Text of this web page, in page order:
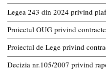
Legea 243 din 2024 privind
Proiectul OUG privind
Proiectul de Lege privind
Decizia nr.105/2007 privind